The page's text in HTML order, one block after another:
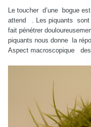
Le toucher d’une bogue
attend . Les piquants
fait pénétrer
piquants nous donne la
Aspect macroscopique